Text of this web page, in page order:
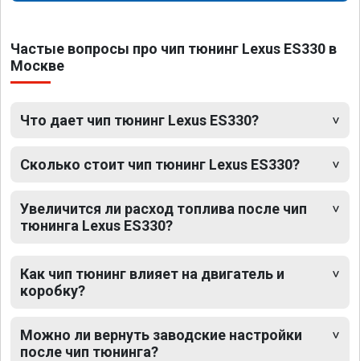
Частые вопросы про чип тюнинг Lexus ES330 в
Москве
Что дает чип тюнинг Lexus ES330?
Сколько стоит чип тюнинг Lexus ES330?
Увеличится ли расход топлива после чип
тюнинга Lexus ES330?
Как чип тюнинг влияет на двигатель и
коробку?
Можно ли вернуть заводские настройки
после чип тюнинга?